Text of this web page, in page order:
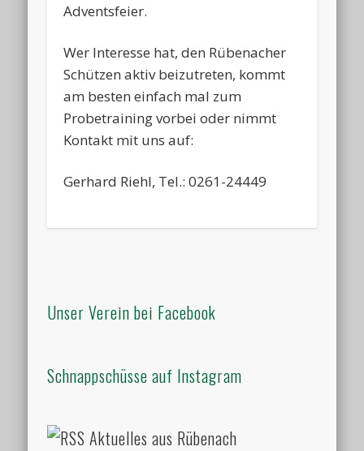
Adventsfeier.
Wer Interesse hat, den Rübenacher
Schützen aktiv beizutreten, kommt
am besten einfach mal zum
Probetraining vorbei oder nimmt
Kontakt mit uns auf:
Gerhard Riehl, Tel.: 0261-24449
Unser Verein bei Facebook
Schnappschüsse auf Instagram
Aktuelles aus Rübenach